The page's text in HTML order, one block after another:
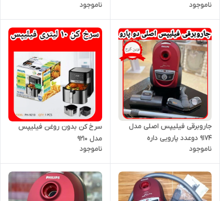
ناموجود ناموجود
جاروبرقی فیلیپس اصلی مدل
۹۱۷۴ دوعدد پارویی داره
ناموجود
سرخ کن بدون روغن فیلیپس
مدل ۹۲۱۰
ناموجود